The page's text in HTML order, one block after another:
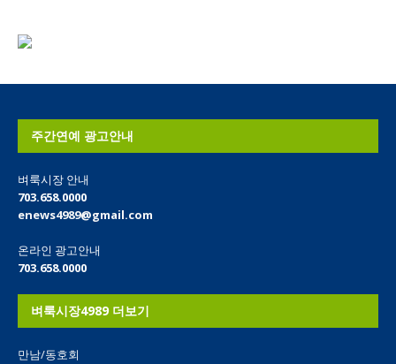
주간연예 광고안내
벼룩시장 안내
703.658.0000
enews4989@gmail.com
온라인 광고안내
703.658.0000
벼룩시장4989 더보기
만남/동호회